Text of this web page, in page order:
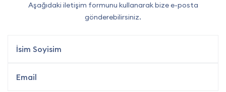
Aşağıdaki iletişim formunu kullanarak bize e-posta
gönderebilirsiniz.